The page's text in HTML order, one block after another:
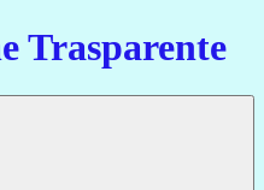
Trasparente